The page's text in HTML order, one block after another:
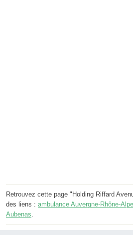
Retrouvez cette page "Holding Riffard
des liens : ambulance Auvergne-Rhône-
Aubenas